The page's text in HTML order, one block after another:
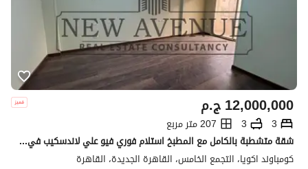
ج.م12,000,000
3
3
207 متر مربع
شقة متشطبة بالكامل مع المطبخ استلام فوري فيو علي لاندسكيب في اكويا التجمع الخامس شركة اكويا Akoya New Cairo
كومباوند اكويا، التجمع الخامس، القاهرة الجديدة، القاهرة